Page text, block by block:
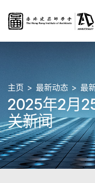
主页 最新动态 最
2025年2月
关新闻